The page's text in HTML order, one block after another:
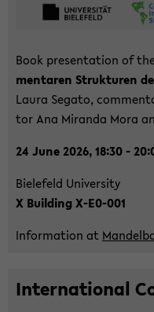
Book pre­sen­ta­ti­on of
men­ta­ren Struk­tu­ren
Laura Se­ga­to,
tor Ana Mi­ran­da Mora
24 June 2026, 18:30 -
Bie­le­feld Uni­ver­si­ty
X Buil­ding X-​E0-001
In­for­ma­ti­on at
In­ter­na­tio­nal